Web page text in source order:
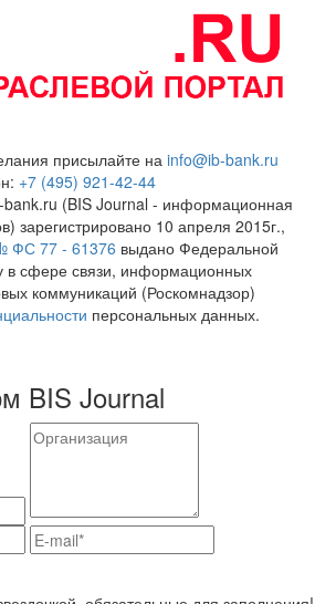
присылайте на info@ib-bank.ru
+7 (495) 921-42-44
bank.ru (BIS Journal - информационная
зарегистрировано 10 апреля 2015г.,
ФС 77 - 61376 выдано Федеральной
в сфере связи, информационных
коммуникаций (Роскомнадзор)
персональных данных.
BIS Journal